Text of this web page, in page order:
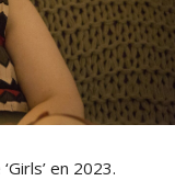
en 2023.